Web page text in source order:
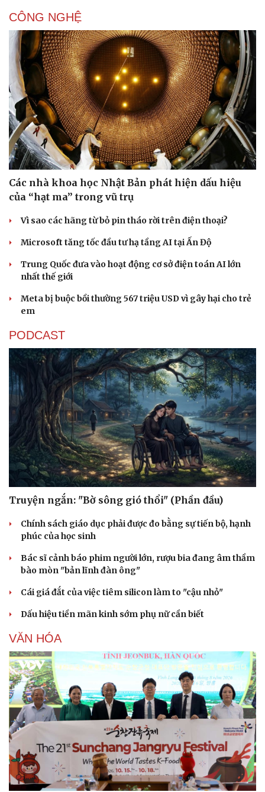
Doanh nghiệp
Thông tin doanh nghiệp
Doanh nghiệp 24h
Doanh nhân
Vì cộng đồng
Công nghệ
Sành điệu
Tin Công nghệ
Trải nghiệm
Chuyển đổi số
CÔNG NGHỆ
Các nhà khoa học Nhật Bản phát hiện dấu hiệu
của “hạt ma” trong vũ trụ
Vì sao các hãng từ bỏ pin tháo rời trên điện thoại?
Microsoft tăng tốc đầu tư hạ tầng AI tại Ấn Độ
Trung Quốc đưa vào hoạt động cơ sở điện toán AI lớn
nhất thế giới
Meta bị buộc bồi thường 567 triệu USD vì gây hại cho trẻ
em
PODCAST
Truyện ngắn: "Bờ sông gió thổi" (Phần đầu)
Chính sách giáo dục phải được đo bằng sự tiến bộ, hạnh
phúc của học sinh
Bác sĩ cảnh báo phim người lớn, rượu bia đang âm thầm
bào mòn "bản lĩnh đàn ông"
Cái giá đắt của việc tiêm silicon làm to "cậu nhỏ"
Dấu hiệu tiền mãn kinh sớm phụ nữ cần biết
VĂN HÓA